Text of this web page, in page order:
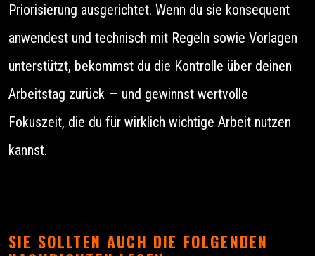
Priorisierung ausgerichtet. Wenn du sie konsequent
anwendest und technisch mit Regeln sowie Vorlagen
unterstützt, bekommst du die Kontrolle über deinen
Arbeitstag zurück — und gewinnst wertvolle
Fokuszeit, die du für wirklich wichtige Arbeit nutzen
kannst.
SIE SOLLTEN AUCH DIE FOLGENDEN